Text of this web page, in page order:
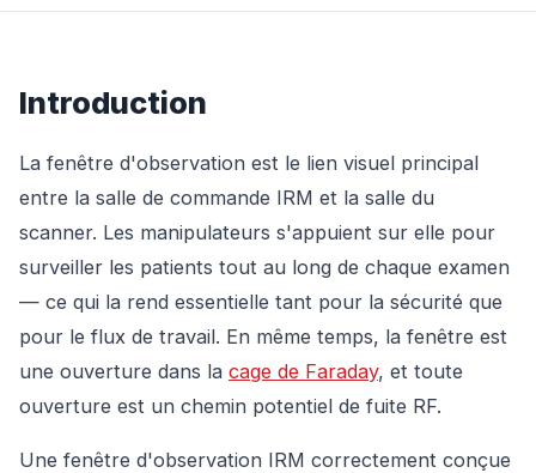
Introduction
La fenêtre d'observation est le lien visuel principal
entre la salle de commande IRM et la salle du
scanner. Les manipulateurs s'appuient sur elle pour
surveiller les patients tout au long de chaque examen
— ce qui la rend essentielle tant pour la sécurité que
pour le flux de travail. En même temps, la fenêtre est
une ouverture dans la cage de Faraday, et toute
ouverture est un chemin potentiel de fuite RF.
Une fenêtre d'observation IRM correctement conçue